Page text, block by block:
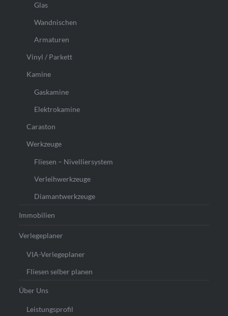
Glas
Wandnischen
Armaturen
Vinyl / Parkett
Kamine
Gaskamine
Elektrokamine
Caraston
Werkzeuge
Fliesen – Nivelliersystem
Verleihwerkzeuge
Diamantwerkzeuge
Immobilien
Verlegeplaner
VIA-Verlegeplaner
Fliesen selber planen
Über Uns
Leistungsprofil